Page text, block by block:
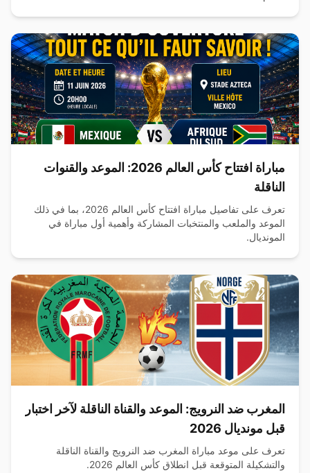
مباراة افتتاح كأس العالم 2026: الموعد والقنوات
الناقلة
تعرف على تفاصيل مباراة افتتاح كأس العالم 2026، بما في ذلك
الموعد والملعب والمنتخبات المشاركة وأهمية أول مباراة في
المونديال.
المغرب ضد النرويج: الموعد والقناة الناقلة لآخر اختبار
قبل مونديال 2026
تعرف على موعد مباراة المغرب ضد النرويج والقناة الناقلة
والتشكيلة المتوقعة قبل انطلاق كأس العالم 2026.